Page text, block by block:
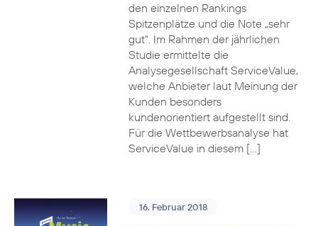
den einzelnen Rankings
Spitzenplätze und die Note „sehr
gut“. Im Rahmen der jährlichen
Studie ermittelte die
Analysegesellschaft ServiceValue,
welche Anbieter laut Meinung der
Kunden besonders
kundenorientiert aufgestellt sind.
Für die Wettbewerbsanalyse hat
ServiceValue in diesem […]
16. Februar 2018